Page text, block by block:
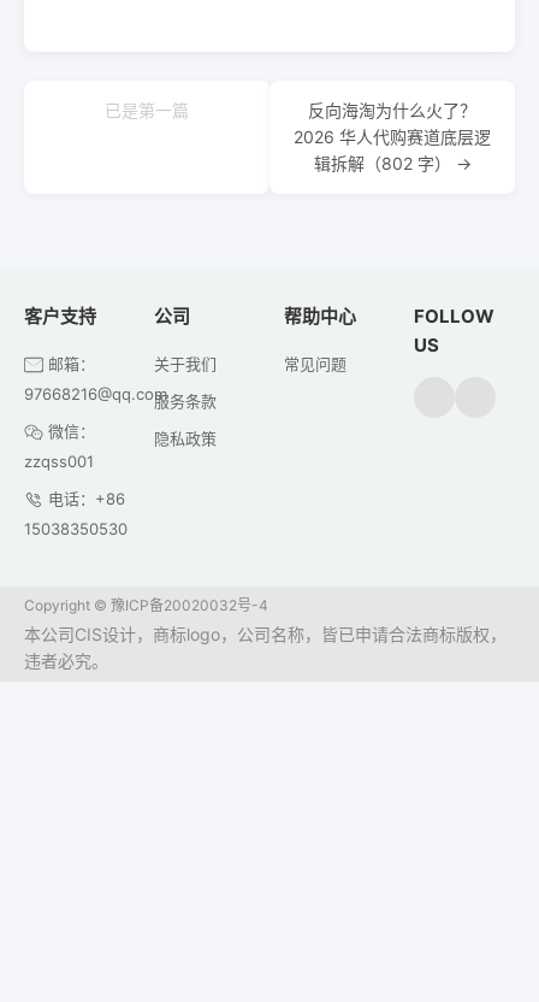
已是第一篇
反向海淘为什么火了？
2026 华人代购赛道底层逻
辑拆解（802 字） →
客户支持
邮箱：
97668216@qq.com
微信：
zzqss001
电话：+86
15038350530
公司
关于我们
服务条款
隐私政策
帮助中心
常见问题
FOLLOW
US
Copyright © 豫ICP备20020032号-4
本公司CIS设计，商标logo，公司名称，皆已申请合法商标版权，
违者必究。